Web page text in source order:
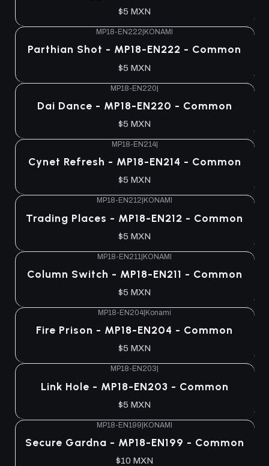
$5 MXN
MP18-EN222 KONAMI
Parthian Shot - MP18-EN222 - Common
$5 MXN
MP18-EN220|
Dai Dance - MP18-EN220 - Common
$5 MXN
MP18-EN214|
Cynet Refresh - MP18-EN214 - Common
$5 MXN
MP18-EN212 KONAMI
Trading Places - MP18-EN212 - Common
$5 MXN
MP18-EN211 |KONAMI
Column Switch - MP18-EN211 - Common
$5 MXN
MP18-EN204 Konami
Fire Prison - MP18-EN204 - Common
$5 MXN
MP18-EN203
Link Hole - MP18-EN203 - Common
$5 MXN
MP18-EN199|KONAMI
Secure Gardna - MP18-EN199 - Common
$10 MXN